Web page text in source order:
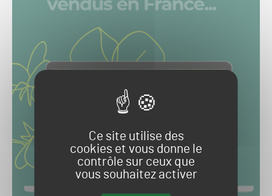
Ce site utilise des
cookies et vous donne le
contrôle sur ceux que
vous souhaitez activer